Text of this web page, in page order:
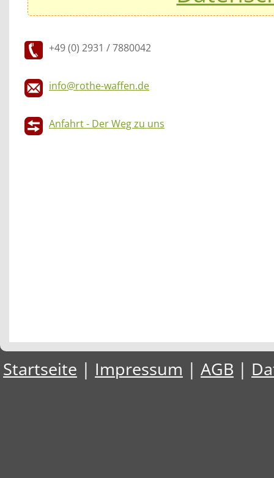
+49 (0) 2931 / 7880042
info@rothe-waffen.de
Anfahrt - Der Weg zu uns
Startseite | Impressum | AGB |